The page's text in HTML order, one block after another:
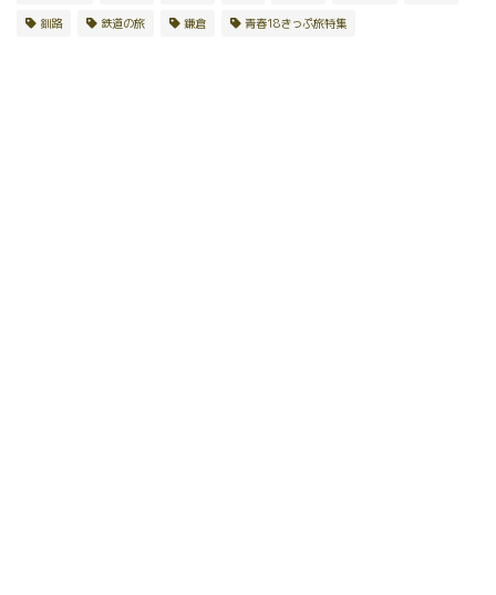
釧路 鉄道の旅 鎌倉 青春18きっぷ旅特集